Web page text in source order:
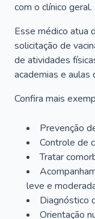
com o clínico geral.
Esse médico atua
solicitação de
de atividades
academias e aulas
Confira mais
Prevenção
Controle de
Tratar
leve e
Diagnóstico
Orientação